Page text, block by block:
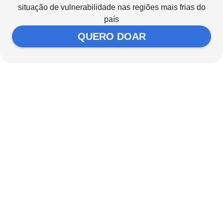
situação de vulnerabilidade nas regiões mais frias do
país
QUERO DOAR